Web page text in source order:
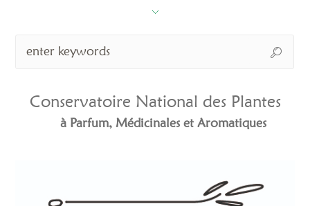
Conservatoire National des Plantes
à Parfum, Médicinales et Aromatiques